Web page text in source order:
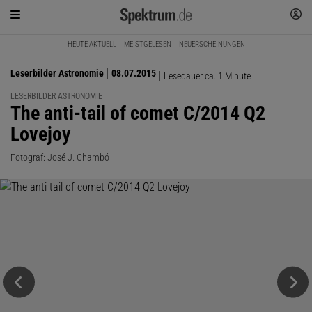
HEUTE AKTUELL MEISTGELESEN NEUERSCHEINUNGEN
Leserbilder Astronomie 08.07.2015 Lesedauer ca. 1 Minute
LESERBILDER ASTRONOMIE
:
The anti-tail of comet C/2014 Q2
Lovejoy
Fotograf: José J. Chambó